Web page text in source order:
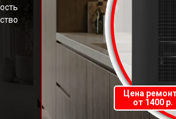
Цена
от 1400 р.